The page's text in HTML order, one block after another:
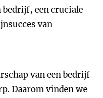
een cruciale
van
van een bedrijf
Daarom vinden we